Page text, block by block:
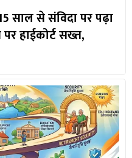
साल से संविदा पर पढ़ा
हाईकोर्ट सख्त,